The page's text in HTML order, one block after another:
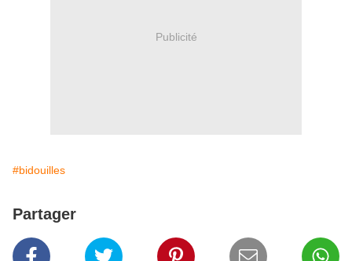
Publicité
#bidouilles
Partager